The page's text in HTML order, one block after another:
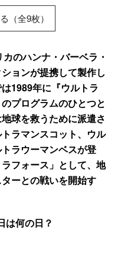
（全9枚）
のハンナ・バーベラ・
ョンが提携して製作し
1989年に『ウルトラ
プログラムのひとつと
球を救うために派遣さ
ラマンスコット、ウル
ラウーマンベスが登
フォース」として、地
ーとの戦いを開始す
は何の日？